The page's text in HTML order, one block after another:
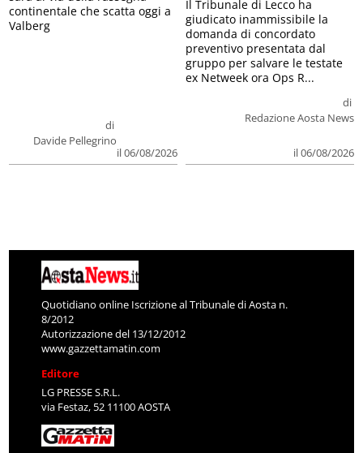
di
Davide Pellegrino
il 06/08/2026
continentale che scatta oggi a
Valberg
di
Redazione Aosta News
il 06/08/2026
Il Tribunale di Lecco ha
giudicato inammissibile la
domanda di concordato
preventivo presentata dal
gruppo per salvare le testate
ex Netweek ora Ops R...
Quotidiano online Iscrizione al Tribunale di Aosta n.
8/2012
Autorizzazione del 13/12/2012
www.gazzettamatin.com
Editore
LG PRESSE S.R.L.
via Festaz, 52 11100 AOSTA